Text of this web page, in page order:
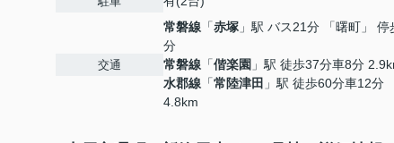
交通
常磐線 「赤塚 」駅 バス21分 「曙町」 停
分
常磐線 「偕楽園 」駅 徒歩37分車8分
水郡線 「常陸津田 」駅 徒歩60分車12分
4.8km